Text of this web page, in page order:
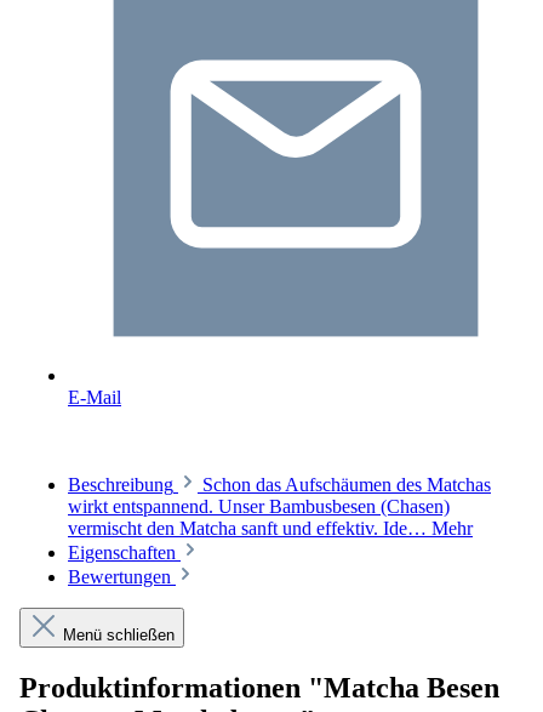
E-Mail
Beschreibung
Schon das Aufschäumen des Matchas
wirkt entspannend. Unser Bambusbesen (Chasen)
vermischt den Matcha sanft und effektiv. Ide… Mehr
Eigenschaften
Bewertungen
Menü schließen
Produktinformationen "Matcha Besen